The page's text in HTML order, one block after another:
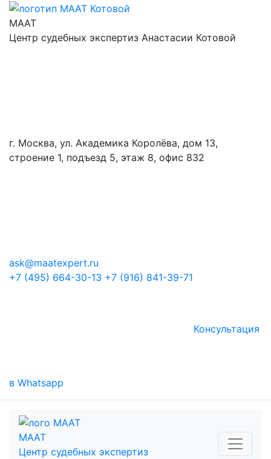
МААТ
Центр судебных экспертиз Анастасии Котовой
г. Москва, ул. Академика Королёва, дом 13,
строение 1, подъезд 5, этаж 8, офис 832
ask@maatexpert.ru
+7 (495) 664-30-13 +7 (916) 841-39-71
Консультация
в Whatsapp
МААТ
Центр судебных экспертиз